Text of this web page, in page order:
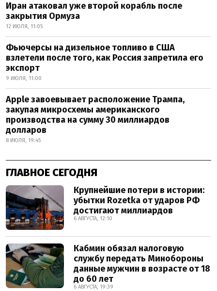
Иран атаковал уже второй корабль после
закрытия Ормуза
12 ИЮЛЯ, 11:05
Фьючерсы на дизельное топливо в США
взлетели после того, как Россия запретила его
экспорт
9 ИЮЛЯ, 11:00
Apple завоевывает расположение Трампа,
закупая микросхемы американского
производства на сумму 30 миллиардов
долларов
8 ИЮЛЯ, 19:45
ГЛАВНОЕ СЕГОДНЯ
Крупнейшие потери в истории:
убытки Rozetka от ударов РФ
достигают миллиардов
6 АВГУСТА, 12:10
Кабмин обязал налоговую
службу передать Минобороны
данные мужчин в возрасте от 18
до 60 лет
6 АВГУСТА, 19:39